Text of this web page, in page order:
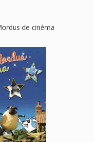
de cinéma